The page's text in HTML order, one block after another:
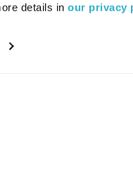
details in our privacy